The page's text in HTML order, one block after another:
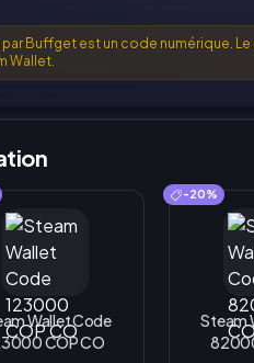
par Buffget est un code numérique.
Wallet.
Wallet Code
COP CO
-20%
Steam